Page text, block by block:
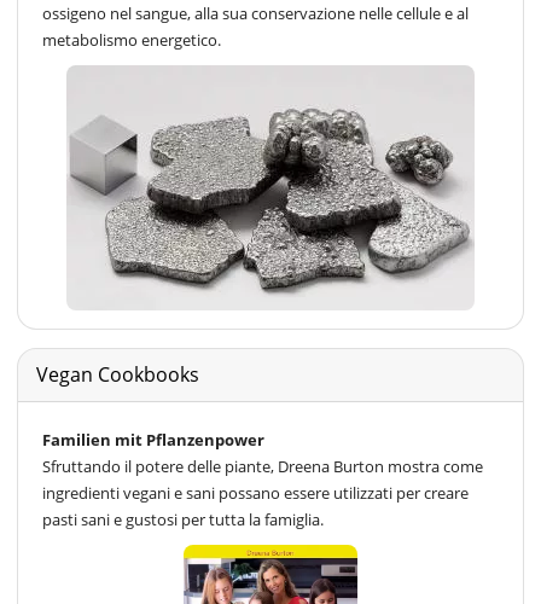
ossigeno nel sangue, alla sua conservazione nelle cellule e al
metabolismo energetico.
Vegan Cookbooks
Familien mit Pflanzenpower
Sfruttando il potere delle piante, Dreena Burton mostra come
ingredienti vegani e sani possano essere utilizzati per creare
pasti sani e gustosi per tutta la famiglia.